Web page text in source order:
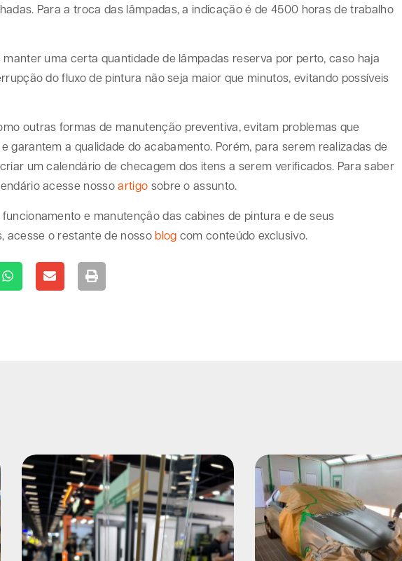
Para a troca das lâmpadas, a indicação é de 4500 horas de trabalho
uma certa quantidade de lâmpadas reserva por perto, caso haja
do fluxo de pintura não seja maior que minutos, evitando possíveis
outras formas de manutenção preventiva, evitam problemas que
garantem a qualidade do acabamento. Porém, para serem realizadas de
um calendário de checagem dos itens a serem verificados. Para saber
acesse nossoartigo sobre o assunto.
e manutenção das cabines de pintura e de seus
acesse o restante de nosso blog com conteúdo exclusivo.